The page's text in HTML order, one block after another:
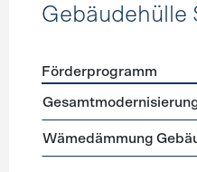
Gebäudehülle
Förderprogramme
Förderprogramm
Wämedämmung